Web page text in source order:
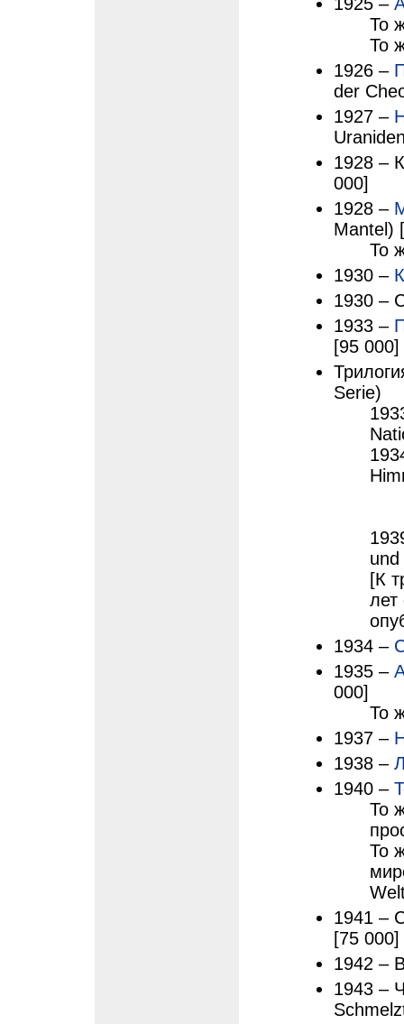
То
То
1926 –
der
1927 –
1928 –
000]
1928 –
Mantel)
То
1930 –
1930 –
1933 –
[95 000]
Serie)
[К
лет
1934 –
1935 –
000]
То
1937 –
1938 –
1940 –
То
То
1941 –
[75 000]
1942 –
1943 –